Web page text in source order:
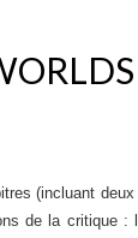
(incluant
de la critique :